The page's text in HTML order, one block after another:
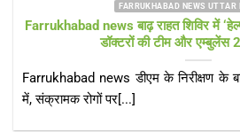
FARRUKHABAD NEWS
Farrukhabad news विकास पर
बिजली के पोल
Farrukhabad news हादसों को खुला
पंचायत अध्यक्ष जोया[...]